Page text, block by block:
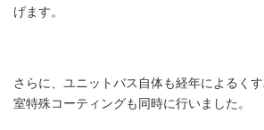
げます。
さらに、ユニットバス自体も経年によるく
室特殊コーティングも同時に行いました。